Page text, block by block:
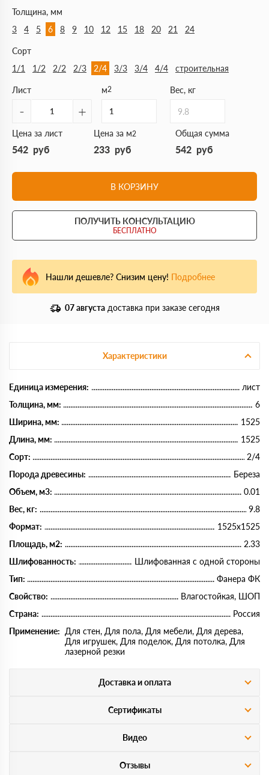
Толщина, мм
3
4 5 6 8 9 10 12 15 18 20 21 24
Сорт
1/1
1/2 2/2 2/3 2/4 3/3 3/4 4/4 строительная
Лист
- +
м2 Вес, кг
9.8
Цена за лист
542 руб
Цена за м2
233 руб
Общая сумма
542 руб
В КОРЗИНУ
ПОЛУЧИТЬ КОНСУЛЬТАЦИЮ
БЕСПЛАТНО
Нашли дешевле? Снизим цену! Подробнее
07 августа доставка при заказе сегодня
Характеристики
Единица измерения:
лист
Толщина, мм:
6
Ширина, мм:
1525
Длина, мм:
1525
Сорт:
2/4
Порода древесины:
Береза
Объем, м3:
0.01
Вес, кг:
9.8
Формат:
1525х1525
Площадь, м2:
2.33
Шлифованность:
Шлифованная с одной стороны
Тип:
Фанера ФК
Свойство:
Влагостойкая, ШОП
Страна:
Россия
Применение: Для стен, Для пола, Для мебели, Для дерева,
Для игрушек, Для поделок, Для потолка, Для
лазерной резки
Доставка и оплата
Сертификаты
Видео
Отзывы